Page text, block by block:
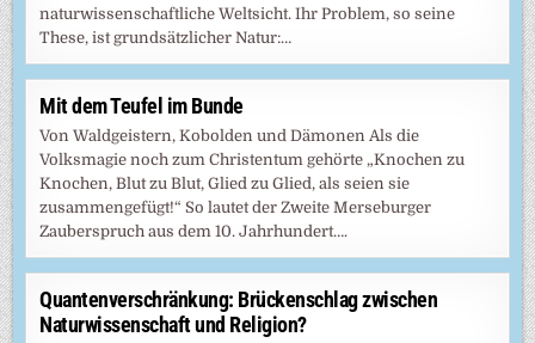
naturwissenschaftliche Weltsicht. Ihr Problem, so seine
These, ist grundsätzlicher Natur:…
Mit dem Teufel im Bunde
Von Waldgeistern, Kobolden und Dämonen Als die
Volksmagie noch zum Christentum gehörte „Knochen zu
Knochen, Blut zu Blut, Glied zu Glied, als seien sie
zusammengefügt!“ So lautet der Zweite Merseburger
Zauberspruch aus dem 10. Jahrhundert….
Quantenverschränkung: Brückenschlag zwischen
Naturwissenschaft und Religion?